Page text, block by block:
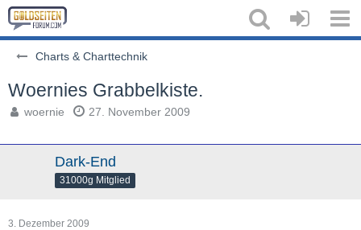
Charts & Charttechnik
Woernies Grabbelkiste.
woernie 27. November 2009
Dark-End
31000g Mitglied
3. Dezember 2009